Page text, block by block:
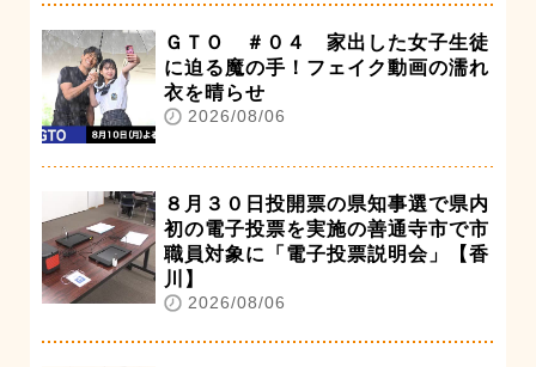
ＧＴＯ ＃０４ 家出した女子生徒
に迫る魔の手！フェイク動画の濡れ
衣を晴らせ
2026/08/06
８月３０日投開票の県知事選で県内
初の電子投票を実施の善通寺市で市
職員対象に「電子投票説明会」【香
川】
2026/08/06